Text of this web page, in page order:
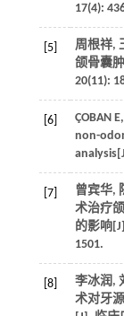
17(4):
[5]
周根祥,
颌骨囊
20(11):
[6]
ÇOBAN
non-
[7]
曾宾华,
术治疗
的影响
1501.
[8]
李冰润,
术对牙